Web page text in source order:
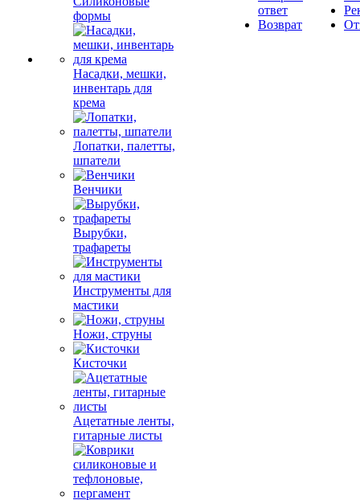
формы
Насадки, мешки,
инвентарь для
крема
Лопатки, палетты,
шпатели
Венчики
Вырубки,
трафареты
Инструменты для
мастики
Ножи, струны
Кисточки
Ацетатные ленты,
гитарные листы
ответ
Возврат